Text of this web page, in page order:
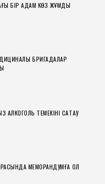
БІР АДАМ КӨЗ ЖҰМДЫ
БРИГАДАЛАР
ТЕМЕКІНІ САҚТАУ
МЕМОРАНДУМҒА ҚОЛ